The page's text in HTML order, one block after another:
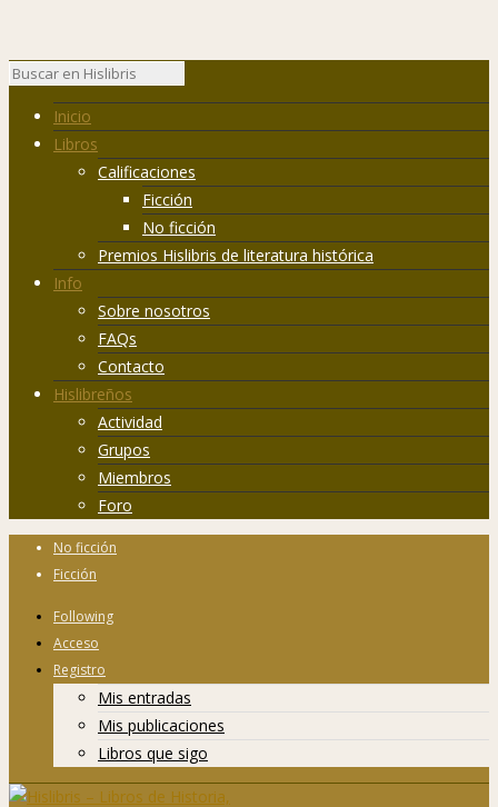
Inicio
Libros
Calificaciones
Ficción
No ficción
Premios Hislibris de literatura histórica
Info
Sobre nosotros
FAQs
Contacto
Hislibreños
Actividad
Grupos
Miembros
Foro
No ficción
Ficción
Following
Acceso
Registro
Mis entradas
Mis publicaciones
Libros que sigo